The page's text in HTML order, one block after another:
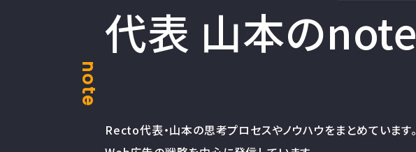
note
代表 山本のnote
Recto代表・山本の思考プロセスやノウハウをまとめています。